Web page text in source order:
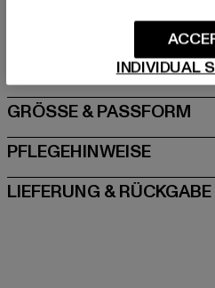
Dr.-Robert-Murjahn-Straße 7
GRÖSSE & PASSFORM
PFLEGEHINWEISE
LIEFERUNG & RÜCKGABE
INDIVIDUAL